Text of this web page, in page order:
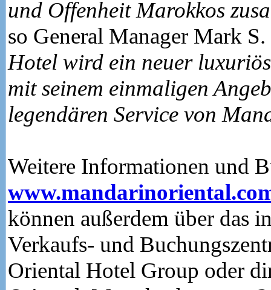
und Offenheit Marokkos
so General Manager Mark
Hotel wird ein neuer
mit seinem einmaligen
legendären Service von
Weitere Informationen und
können außerdem über das
Verkaufs- und
Oriental Hotel Group oder